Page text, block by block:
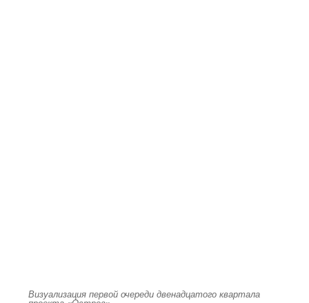
Визуализация первой очереди двенадцатого квартала